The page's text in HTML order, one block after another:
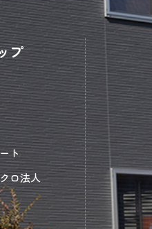
プ
ト
ロ法人